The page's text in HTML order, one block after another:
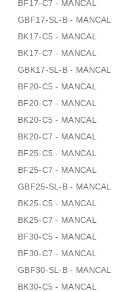
BF17-C7 - MANCAL
GBF17-SL-B - MANCAL
BK17-C5 - MANCAL
BK17-C7 - MANCAL
GBK17-SL-B - MANCAL
BF20-C5 - MANCAL
BF20-C7 - MANCAL
BK20-C5 - MANCAL
BK20-C7 - MANCAL
BF25-C5 - MANCAL
BF25-C7 - MANCAL
GBF25-SL-B - MANCAL
BK25-C5 - MANCAL
BK25-C7 - MANCAL
BF30-C5 - MANCAL
BF30-C7 - MANCAL
GBF30-SL-B - MANCAL
BK30-C5 - MANCAL